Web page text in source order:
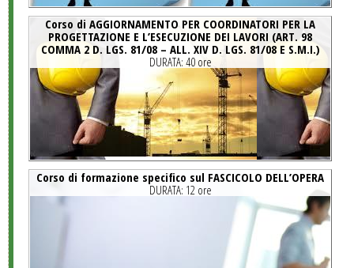
Corso di AGGIORNAMENTO PER COORDINATORI PER LA
PROGETTAZIONE E L’ESECUZIONE DEI LAVORI (ART. 98
COMMA 2 D. LGS. 81/08 – ALL. XIV D. LGS. 81/08 E S.M.I.)
DURATA: 40 ore
Corso di formazione specifico sul FASCICOLO DELL’OPERA
DURATA: 12 ore